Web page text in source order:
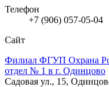
Телефон
+7 (906) 057-05-04
Сайт
Филиал ФГУП Охрана
отдел № 1 в г. Одинцово
Садовая ул., 15,